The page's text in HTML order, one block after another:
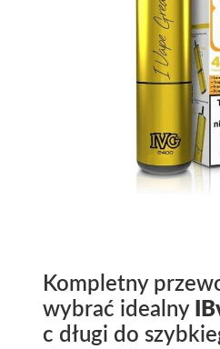
Kompletny
wybrać idealny
c długi do